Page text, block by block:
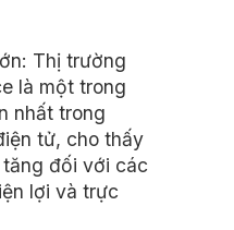
Thị trường
là một trong
nhất trong
tử, cho thấy
đối với các
lợi và trực